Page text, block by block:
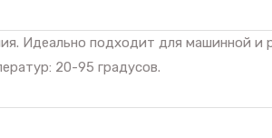
Идеально подходит для машинной и
20-95 градусов.